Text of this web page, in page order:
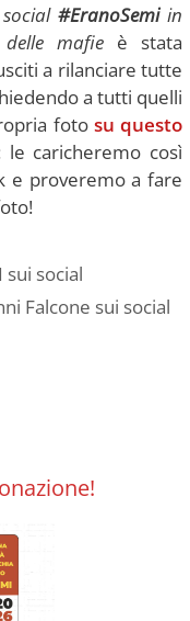
#EranoSemiin
mafieè stata
a rilanciare tutte
a tutti quelli
foto su questo
le caricheremo così
e proveremo a fare
sui social
Falcone sui social